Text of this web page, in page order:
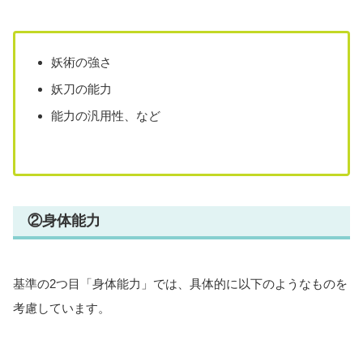
妖術の強さ
妖刀の能力
能力の汎用性、など
②身体能力
基準の2つ目「身体能力」では、具体的に以下のようなものを
考慮しています。